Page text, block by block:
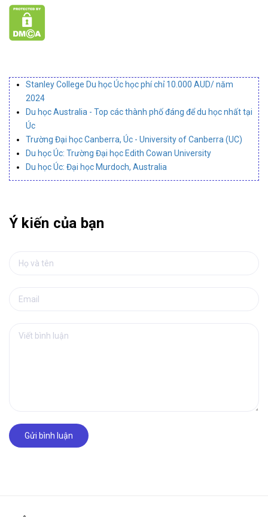
Stanley College Du học Úc học phí chỉ 10.000 AUD/ năm
2024
Du học Australia - Top các thành phố đáng để du học nhất tại
Úc
Trường Đại học Canberra, Úc - University of Canberra (UC)
Du học Úc: Trường Đại học Edith Cowan University
Du học Úc: Đại học Murdoch, Australia
Ý kiến của bạn
Gửi bình luận